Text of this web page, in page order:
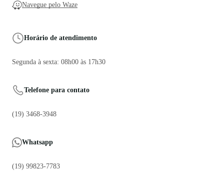
Navegue pelo Waze
Horário de atendimento
Segunda à sexta: 08h00 às 17h30
Telefone para contato
(19) 3468-3948
Whatsapp
(19) 99823-7783